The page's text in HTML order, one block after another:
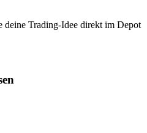
deine Trading-Idee direkt im Depot